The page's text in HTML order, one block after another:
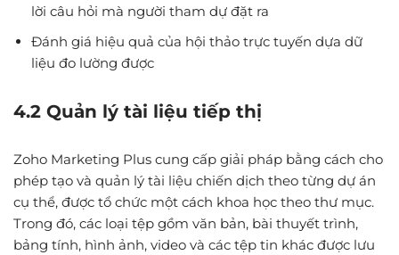
lời câu hỏi mà người tham dự đặt ra
Đánh giá hiệu quả của hội thảo trực tuyến dựa dữ
liệu đo lường được
4.2 Quản lý tài liệu tiếp thị
Zoho Marketing Plus cung cấp giải pháp bằng cách cho
phép tạo và quản lý tài liệu chiến dịch theo từng dự án
cụ thể, được tổ chức một cách khoa học theo thư mục.
Trong đó, các loại tệp gồm văn bản, bài thuyết trình,
bảng tính, hình ảnh, video và các tệp tin khác được lưu